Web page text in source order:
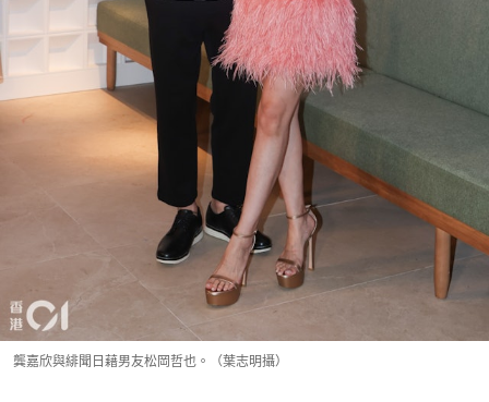
龔嘉欣與緋聞日藉男友松岡哲也。（葉志明攝）